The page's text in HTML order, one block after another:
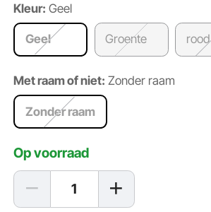
Kleur: Geel
Geel Groente rood
Met raam of niet: Zonder raam
Zonder raam
Op voorraad